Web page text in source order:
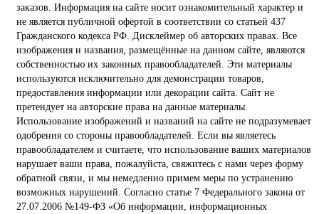
заказов. Информация на сайте носит ознакомительный характер и
не является публичной офертой в соответствии со статьей 437
Гражданского кодекса РФ. Дисклеймер об авторских правах. Все
изображения и названия, размещённые на данном сайте, являются
собственностью их законных правообладателей. Эти материалы
используются исключительно для демонстрации товаров,
предоставления информации или декорации сайта. Сайт не
претендует на авторские права на данные материалы.
Использование изображений и названий на сайте не подразумевает
одобрения со стороны правообладателей. Если вы являетесь
правообладателем и считаете, что использование ваших материалов
нарушает ваши права, пожалуйста, свяжитесь с нами через форму
обратной связи, и мы немедленно примем меры по устранению
возможных нарушений. Согласно статье 7 Федерального закона от
27.07.2006 №149-ФЗ «Об информации, информационных